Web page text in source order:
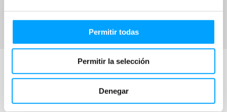
Permitir todas
Permitir la selección
Denegar